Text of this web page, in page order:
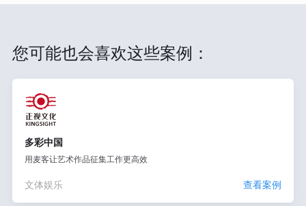
您可能也会喜欢这些案例：
多彩中国
用麦客让艺术作品征集工作更高效
文体娱乐 查看案例